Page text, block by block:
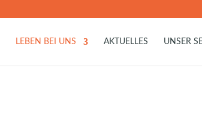
LEBEN BEI UNS AKTUELLES UNSER